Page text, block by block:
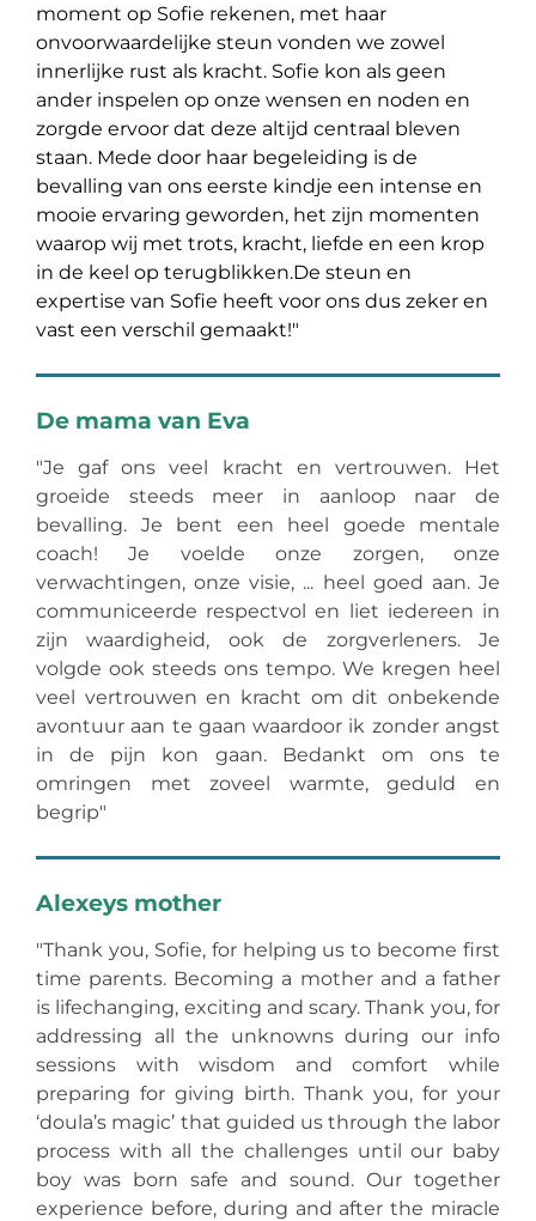
moment op Sofie rekenen, met haar
onvoorwaardelijke steun vonden we zowel
innerlijke rust als kracht. Sofie kon als geen
ander inspelen op onze wensen en noden en
zorgde ervoor dat deze altijd centraal bleven
staan. Mede door haar begeleiding is de
bevalling van ons eerste kindje een intense en
mooie ervaring geworden, het zijn momenten
waarop wij met trots, kracht, liefde en een krop
in de keel op terugblikken.De steun en
expertise van Sofie heeft voor ons dus zeker en
vast een verschil gemaakt!"
De mama van Eva
"Je gaf ons veel kracht en vertrouwen. Het
groeide steeds meer in aanloop naar de
bevalling. Je bent een heel goede mentale
coach! Je voelde onze zorgen, onze
verwachtingen, onze visie, ... heel goed aan. Je
communiceerde respectvol en liet iedereen in
zijn waardigheid, ook de zorgverleners. Je
volgde ook steeds ons tempo. We kregen heel
veel vertrouwen en kracht om dit onbekende
avontuur aan te gaan waardoor ik zonder angst
in de pijn kon gaan. Bedankt om ons te
omringen met zoveel warmte, geduld en
begrip"
Alexeys mother
"Thank you, Sofie, for helping us to become first
time parents. Becoming a mother and a father
is lifechanging, exciting and scary. Thank you, for
addressing all the unknowns during our info
sessions with wisdom and comfort while
preparing for giving birth. Thank you, for your
‘doula’s magic’ that guided us through the labor
process with all the challenges until our baby
boy was born safe and sound. Our together
experience before, during and after the miracle